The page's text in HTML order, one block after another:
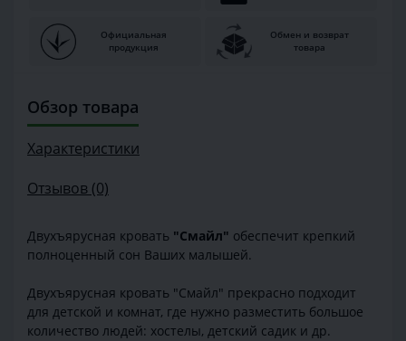
Официальная
продукция
Обмен и возврат
товара
Обзор товара
Характеристики
Отзывов (0)
Двухъярусная кровать "Смайл" обеспечит крепкий
полноценный сон Ваших малышей.
Двухъярусная кровать "Смайл" прекрасно подходит
для детской и комнат, где нужно разместить большое
количество людей: хостелы, детский садик и др.